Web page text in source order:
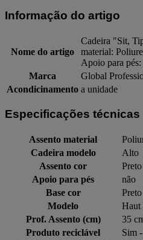
Informação do artigo
Nome do artigo
Cadeira "Sit,
material:
Apoio para pés:
Marca
Global
Acondicinamento a unidade
Especificações técnicas
Assento material
Cadeira modelo
Alto
Assento cor
Preto
Apoio para pés
não
Base cor
Preto
Modelo
Haut
Prof. Assento (cm)
35
Produto reciclável
Sim